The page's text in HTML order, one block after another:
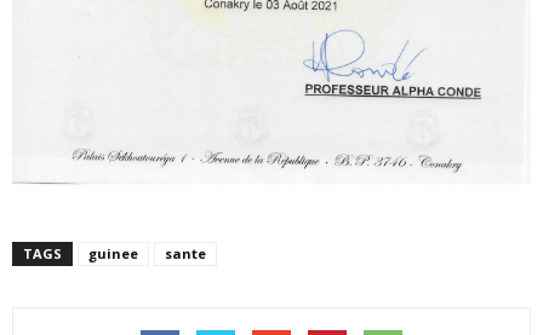
TAGS guinee sante